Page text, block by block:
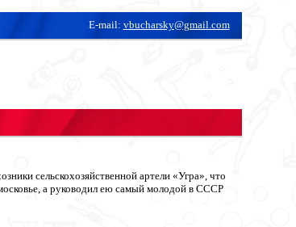
E-mail: vbucharsky@gmail.com
сельскохозяйственной артели «Угра», что
а руководил ею самый молодой в СССР